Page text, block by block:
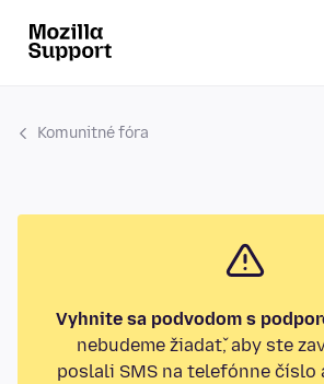
Komunitné fóra
Vyhnite sa podvodom s
nebudeme žiadať, aby ste
poslali SMS na telefónne číslo